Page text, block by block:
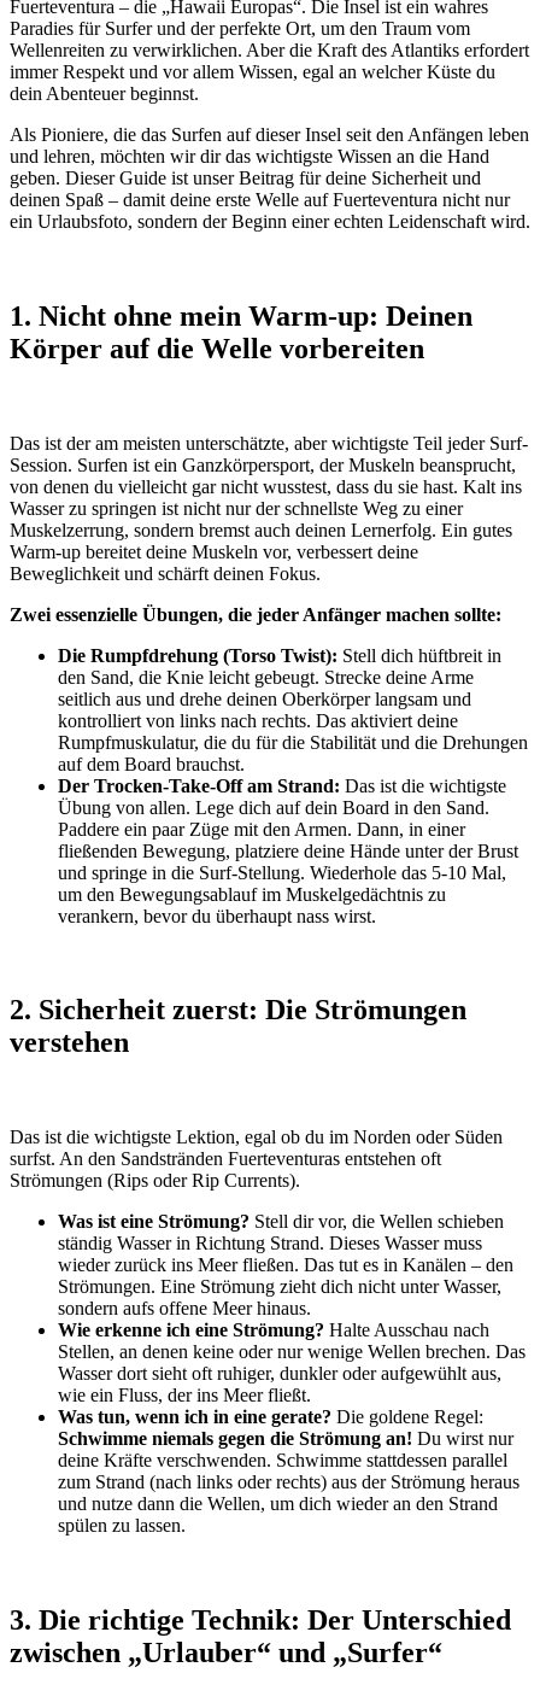
Fuerteventura – die „Hawaii Europas“. Die Insel ist ein wahres
Paradies für Surfer und der perfekte Ort, um den Traum vom
Wellenreiten zu verwirklichen. Aber die Kraft des Atlantiks erfordert
immer Respekt und vor allem Wissen, egal an welcher Küste du
dein Abenteuer beginnst.
Als Pioniere, die das Surfen auf dieser Insel seit den Anfängen leben
und lehren, möchten wir dir das wichtigste Wissen an die Hand
geben. Dieser Guide ist unser Beitrag für deine Sicherheit und
deinen Spaß – damit deine erste Welle auf Fuerteventura nicht nur
ein Urlaubsfoto, sondern der Beginn einer echten Leidenschaft wird.
1. Nicht ohne mein Warm-up: Deinen
Körper auf die Welle vorbereiten
Das ist der am meisten unterschätzte, aber wichtigste Teil jeder Surf-
Session. Surfen ist ein Ganzkörpersport, der Muskeln beansprucht,
von denen du vielleicht gar nicht wusstest, dass du sie hast. Kalt ins
Wasser zu springen ist nicht nur der schnellste Weg zu einer
Muskelzerrung, sondern bremst auch deinen Lernerfolg. Ein gutes
Warm-up bereitet deine Muskeln vor, verbessert deine
Beweglichkeit und schärft deinen Fokus.
Zwei essenzielle Übungen, die jeder Anfänger machen sollte:
Die Rumpfdrehung (Torso Twist): Stell dich hüftbreit in
den Sand, die Knie leicht gebeugt. Strecke deine Arme
seitlich aus und drehe deinen Oberkörper langsam und
kontrolliert von links nach rechts. Das aktiviert deine
Rumpfmuskulatur, die du für die Stabilität und die Drehungen
auf dem Board brauchst.
Der Trocken-Take-Off am Strand: Das ist die wichtigste
Übung von allen. Lege dich auf dein Board in den Sand.
Paddere ein paar Züge mit den Armen. Dann, in einer
fließenden Bewegung, platziere deine Hände unter der Brust
und springe in die Surf-Stellung. Wiederhole das 5-10 Mal,
um den Bewegungsablauf im Muskelgedächtnis zu
verankern, bevor du überhaupt nass wirst.
2. Sicherheit zuerst: Die Strömungen
verstehen
Das ist die wichtigste Lektion, egal ob du im Norden oder Süden
surfst. An den Sandstränden Fuerteventuras entstehen oft
Strömungen (Rips oder Rip Currents).
Was ist eine Strömung? Stell dir vor, die Wellen schieben
ständig Wasser in Richtung Strand. Dieses Wasser muss
wieder zurück ins Meer fließen. Das tut es in Kanälen – den
Strömungen. Eine Strömung zieht dich nicht unter Wasser,
sondern aufs offene Meer hinaus.
Wie erkenne ich eine Strömung? Halte Ausschau nach
Stellen, an denen keine oder nur wenige Wellen brechen. Das
Wasser dort sieht oft ruhiger, dunkler oder aufgewühlt aus,
wie ein Fluss, der ins Meer fließt.
Was tun, wenn ich in eine gerate? Die goldene Regel:
Schwimme niemals gegen die Strömung an! Du wirst nur
deine Kräfte verschwenden. Schwimme stattdessen parallel
zum Strand (nach links oder rechts) aus der Strömung heraus
und nutze dann die Wellen, um dich wieder an den Strand
spülen zu lassen.
3. Die richtige Technik: Der Unterschied
zwischen „Urlauber“ und „Surfer“